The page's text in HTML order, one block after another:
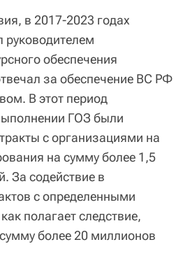
в 2017-2023 годах
обеспечения
за обеспечение ВС РФ
В этот период
ГОЗ были
с организациями на
на сумму более 1,5
За содействие в
с определенными
полагает следствие,
более 20 миллионов